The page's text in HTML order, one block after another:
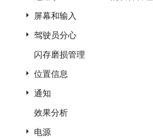
屏幕和输入
驾驶员分心
闪存磨损管理
位置信息
通知
效果分析
电源